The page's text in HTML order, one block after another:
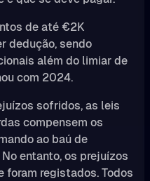
de até €2K
dedução, sendo
além do limiar de
com 2024.
sofridos, as leis
compensem os
ao baú de
entanto, os prejuízos
foram registados. Todos